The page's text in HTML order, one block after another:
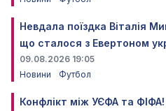
Невдала поїздка Віталія
що сталося з Евертоном
09.08.2026 19:05
Новини
Футбол
Конфлікт між УЄФА та